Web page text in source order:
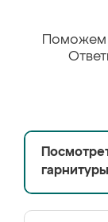
Поможем
гарнитуры